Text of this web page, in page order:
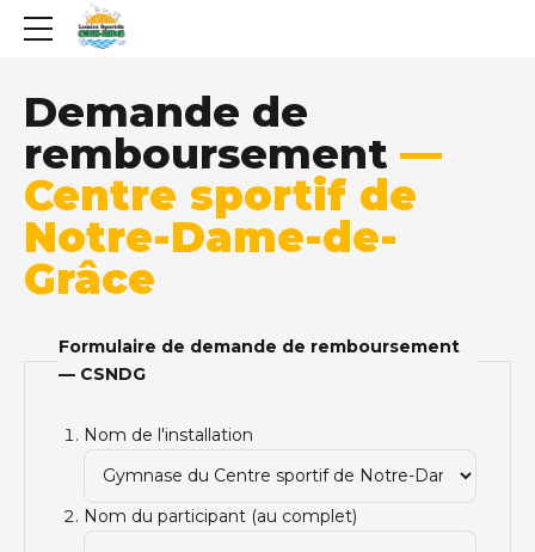
Demande de
remboursement —
Centre sportif de
Notre-Dame-de-
Grâce
Formulaire de demande de remboursement
— CSNDG
Nom de l'installation
Nom du participant (au complet)